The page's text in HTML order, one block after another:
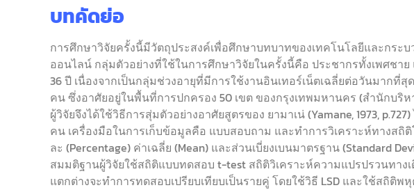
บทคัดย่อ
การศึกษาวิจัยครั้งนี้มีวัตถุประสงค์เพื่อศึกษาบทบาทของเทคโนโลยีและกระ
ออนไลน์ กลุ่มตัวอย่างที่ใช้ในการศึกษาวิจัยในครั้งนี้คือ ประชากรทั้งเพศชาย
36 ปี เนื่องจากเป็นกลุ่มช่วงอายุที่มีการใช้งานอินเทอร์เน็ตเฉลี่ยต่อวันมากที่สุ
คน ซึ่งอาศัยอยู่ในพื้นที่การปกครอง 50 เขต ของกรุงเทพมหานคร (สำนักบริห
ผู้วิจัยจึงได้ใช้วิธีการสุ่มตัวอย่างอาศัยสูตรของ ยามาเน่ (Yamane, 1973,
คน เครื่องมือในการเก็บข้อมูลคือ แบบสอบถาม และทำการวิเคราะห์ทางสถิ
ละ (Percentage) ค่าเฉลี่ย (Mean) และส่วนเบี่ยงเบนมาตรฐาน (Standard
สมมติฐานผู้วิจัยใช้สถิติแบบทดสอบ t-test สถิติวิเคราะห์ความแปรปรวนทางเ
แตกต่างจะทำการทดสอบเปรียบเทียบเป็นรายคู่ โดยใช้วิธี LSD และใช้สถิติพ